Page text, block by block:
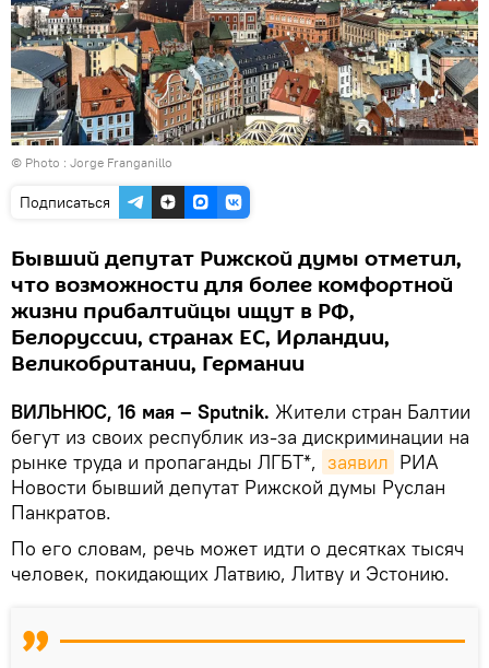
© Photo : Jorge Franganillo
Подписаться
Бывший депутат Рижской думы отметил,
что возможности для более комфортной
жизни прибалтийцы ищут в РФ,
Белоруссии, странах ЕС, Ирландии,
Великобритании, Германии
ВИЛЬНЮС, 16 мая – Sputnik. Жители стран Балтии
бегут из своих республик из-за дискриминации на
рынке труда и пропаганды ЛГБТ*, заявил РИА
Новости бывший депутат Рижской думы Руслан
Панкратов.
По его словам, речь может идти о десятках тысяч
человек, покидающих Латвию, Литву и Эстонию.